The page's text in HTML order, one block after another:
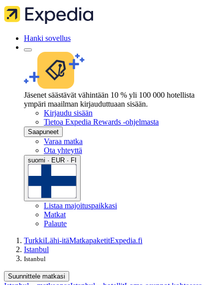
Hanki sovellus
Jäsenet säästävät vähintään 10 % yli 100 000 hotellista
ympäri maailman kirjauduttuaan sisään.
Kirjaudu sisään
Tietoa Expedia Rewards -ohjelmasta
Saapuneet
Varaa matka
Ota yhteyttä
suomi · EUR · FI
Listaa majoituspaikkasi
Matkat
Palaute
TurkkiLähi-itäMatkapaketitExpedia.fi
Istanbul
Istanbul
Suunnittele matkasi